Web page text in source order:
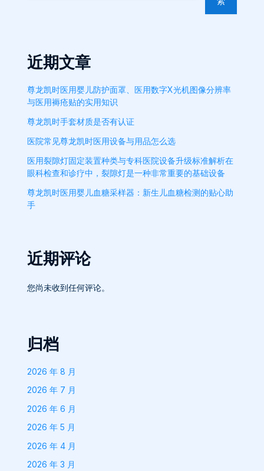
近期文章
尊龙凯时医用婴儿防护面罩、医用数字X光机图像分辨率
与医用褥疮贴的实用知识
尊龙凯时手套材质是否有认证
医院常见尊龙凯时医用设备与用品怎么选
医用裂隙灯固定装置种类与专科医院设备升级标准解析在
眼科检查和诊疗中，裂隙灯是一种非常重要的基础设备
尊龙凯时医用婴儿血糖采样器：新生儿血糖检测的贴心助
手
近期评论
您尚未收到任何评论。
归档
2026 年 8 月
2026 年 7 月
2026 年 6 月
2026 年 5 月
2026 年 4 月
2026 年 3 月